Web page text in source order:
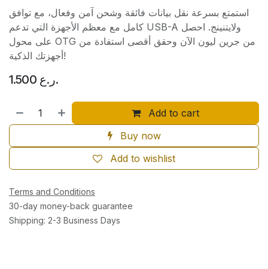
استمتع بسرعة نقل بيانات فائقة وشحن آمن وفعال، مع توافق
كامل مع معظم الأجهزة التي تدعم USB-A ولايتنينج. احصل
على محول OTG من جرين ليون الآن وحقق أقصى استفادة من
أجهزتك الذكية!
1.500 ر.ع.
Add to cart
Buy now
Add to wishlist
Terms and Conditions
30-day money-back guarantee
Shipping: 2-3 Business Days